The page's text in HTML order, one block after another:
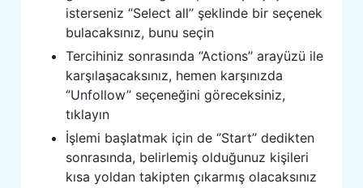
isterseniz ‘’Select all’’ şeklinde bir seçenek
bulacaksınız, bunu seçin
Tercihiniz sonrasında ‘’Actions’’ arayüzü ile
karşılaşacaksınız, hemen karşınızda
‘’Unfollow’’ seçeneğini göreceksiniz,
tıklayın
İşlemi başlatmak için de ‘’Start’’ dedikten
sonrasında, belirlemiş olduğunuz kişileri
kısa yoldan takipten çıkarmış olacaksınız